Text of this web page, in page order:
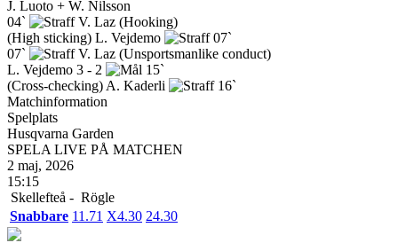
J. Luoto + W. Nilsson
04`
V. Laz (Hooking)
(High sticking) L. Vejdemo
07`
07`
V. Laz (Unsportsmanlike conduct)
L. Vejdemo 3 - 2
15`
(Cross-checking) A. Kaderli
16`
Matchinformation
Spelplats
Husqvarna Garden
SPELA LIVE PÅ MATCHEN
2 maj, 2026
15:15
Skellefteå - Rögle
Snabbare 11.71 X4.30 24.30